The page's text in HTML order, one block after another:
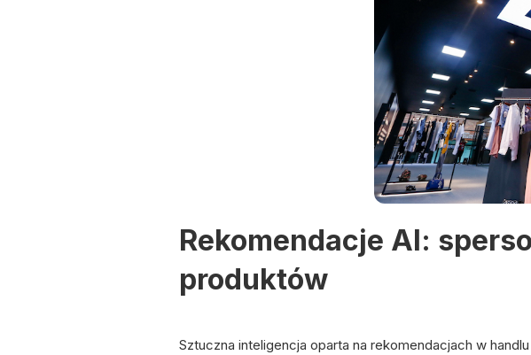
Rekomendacje AI:
produktów
Sztuczna inteligencja oparta na rekomendacjach w